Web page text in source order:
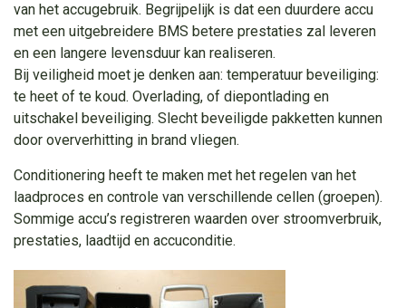
van het accugebruik. Begrijpelijk is dat een duurdere accu
met een uitgebreidere BMS betere prestaties zal leveren
en een langere levensduur kan realiseren.
Bij veiligheid moet je denken aan: temperatuur beveiliging:
te heet of te koud. Overlading, of diepontlading en
uitschakel beveiliging. Slecht beveiligde pakketten kunnen
door oververhitting in brand vliegen.
Conditionering heeft te maken met het regelen van het
laadproces en controle van verschillende cellen (groepen).
Sommige accu’s registreren waarden over stroomverbruik,
prestaties, laadtijd en accuconditie.